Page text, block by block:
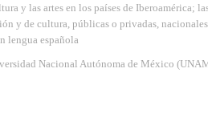
y las artes en los países de Iberoamérica;
y de cultura, públicas o privadas,
lengua española
Nacional Autónoma de México